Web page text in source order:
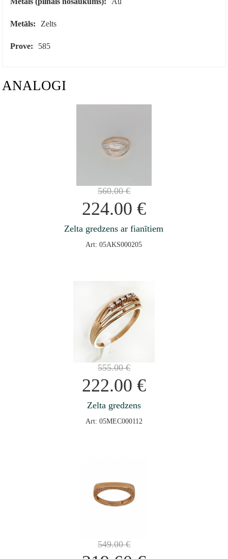
Metāls: Zelts
Prove: 585
ANALOGI
560.00€
224.00 €
Zelta gredzens ar fianītiem
Art: 05AKS000205
555.00€
222.00 €
Zelta gredzens
Art: 05MEC000112
549.00€